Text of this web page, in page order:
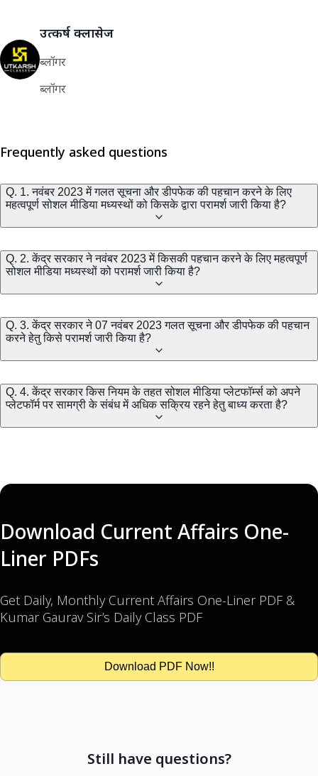
उत्कर्ष क्लासेज
ब्लॉगर
ब्लॉगर
Frequently asked questions
Q. 1. नवंबर 2023 में गलत सूचना और डीपफेक की पहचान करने के लिए
महत्वपूर्ण सोशल मीडिया मध्यस्थों को किसके द्वारा परामर्श जारी किया है?
Q. 2. केंद्र सरकार ने नवंबर 2023 में किसकी पहचान करने के लिए महत्वपूर्ण
सोशल मीडिया मध्यस्थों को परामर्श जारी किया है?
Q. 3. केंद्र सरकार ने 07 नवंबर 2023 गलत सूचना और डीपफेक की पहचान
करने हेतु किसे परामर्श जारी किया है?
Q. 4. केंद्र सरकार किस नियम के तहत सोशल मीडिया प्लेटफॉर्म्स को अपने
प्लेटफॉर्म पर सामग्री के संबंध में अधिक सक्रिय रहने हेतु बाध्य करता है?
Download Current Affairs One-
Liner PDFs
Get Daily, Monthly Current Affairs One-Liner PDF &
Kumar Gaurav Sir’s Daily Class PDF
Download PDF Now!!
Still have questions?